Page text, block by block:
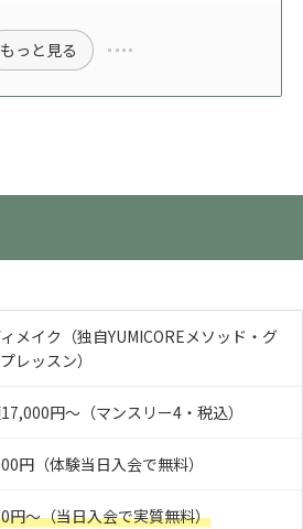
もっと見る
メイク（独自YUMICOREメソッド・グ
レッスン）
円〜（マンスリー4・税込）
円（体験当日入会で無料）
円〜（当日入会で実質無料）